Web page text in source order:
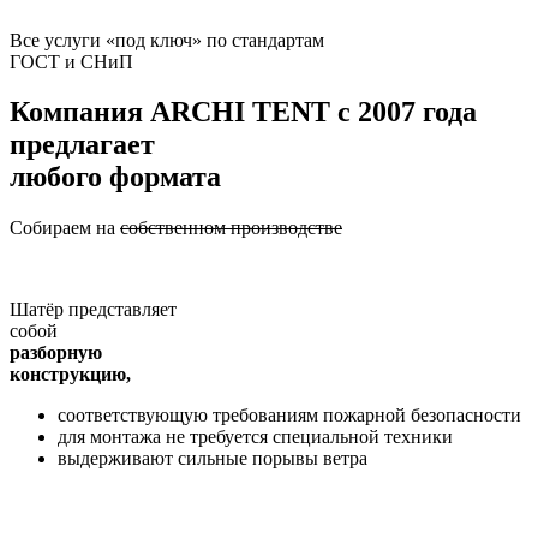
Все услуги «под ключ» по стандартам
ГОСТ и СНиП
Компания ARCHI TENT с 2007 года
предлагает
любого формата
Собираем на собственном производстве
Шатёр представляет
собой
разборную
конструкцию,
соответствующую требованиям пожарной безопасности
для монтажа не требуется специальной техники
выдерживают сильные порывы ветра